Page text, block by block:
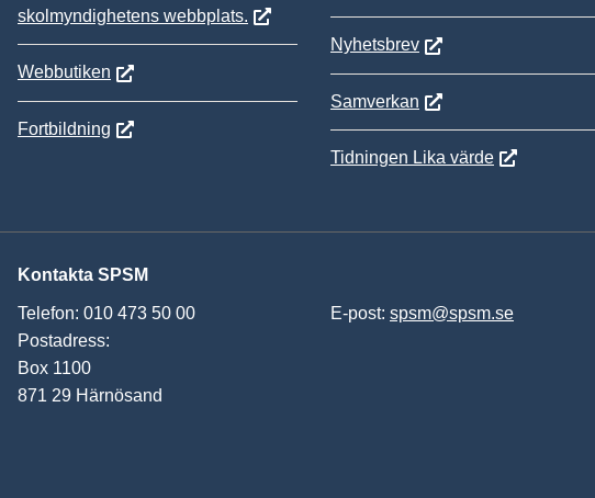
skolmyndighetens webbplats.
Webbutiken
Fortbildning
Nyhetsbrev
Samverkan
Tidningen Lika värde
Kontakta SPSM
Telefon: 010 473 50 00
Postadress:
Box 1100
871 29 Härnösand
E-post: spsm@spsm.se